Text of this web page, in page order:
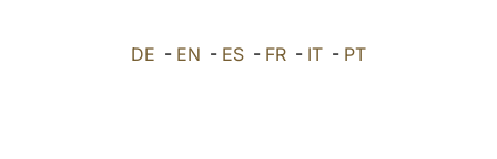
DE - EN - ES - FR - IT - PT